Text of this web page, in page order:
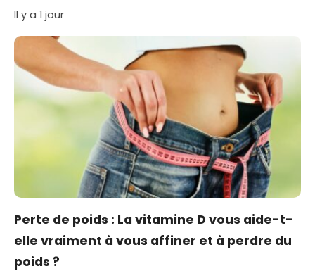
Il y a 1 jour
Perte de poids : La vitamine D vous aide-t-
elle vraiment à vous affiner et à perdre du
poids ?